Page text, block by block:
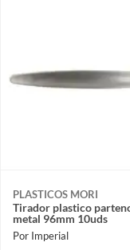
PLASTICOS MORI
Tirador plastico
metal 96mm 10uds
Por Imperial